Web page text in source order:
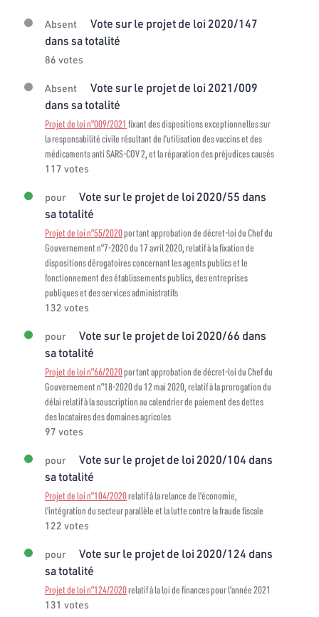
Absent
Vote sur le projet de loi 2020/147
dans sa totalité
86 votes
Absent
Vote sur le projet de loi 2021/009
dans sa totalité
Projet de loi n°009/2021 fixant des dispositions exceptionnelles sur
la responsabilité civile résultant de l’utilisation des vaccins et des
médicaments anti SARS-COV 2, et la réparation des préjudices causés
117 votes
pour
Vote sur le projet de loi 2020/55 dans
sa totalité
Projet de loi n°55/2020portant approbation de décret-loi du Chef du
Gouvernement n°7-2020 du 17 avril 2020, relatif à la fixation de
dispositions dérogatoires concernant les agents publics et le
fonctionnement des établissements publics, des entreprises
publiques et des services administratifs
132 votes
pour
Vote sur le projet de loi 2020/66 dans
sa totalité
Projet de loi n°66/2020portant approbation de décret-loi du Chef du
Gouvernement n°18-2020 du 12 mai 2020, relatif à la prorogation du
délai relatif à la souscription au calendrier de paiement des dettes
des locataires des domaines agricoles
97 votes
pour
Vote sur le projet de loi 2020/104 dans
sa totalité
Projet de loi n°104/2020relatif à la relance de l'économie,
l'intégration du secteur parallèle et la lutte contre la fraude fiscale
122 votes
pour
Vote sur le projet de loi 2020/124 dans
sa totalité
Projet de loi n°124/2020relatif à la loi de finances pour l'année 2021
131 votes